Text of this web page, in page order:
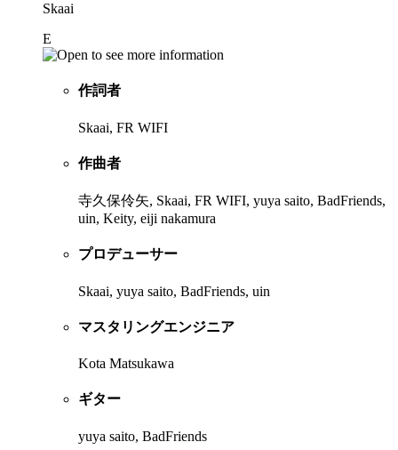
Skaai
E
作詞者
Skaai, FR WIFI
作曲者
寺久保伶矢, Skaai, FR WIFI, yuya saito, BadFriends,
uin, Keity, eiji nakamura
プロデューサー
Skaai, yuya saito, BadFriends, uin
マスタリングエンジニア
Kota Matsukawa
ギター
yuya saito, BadFriends